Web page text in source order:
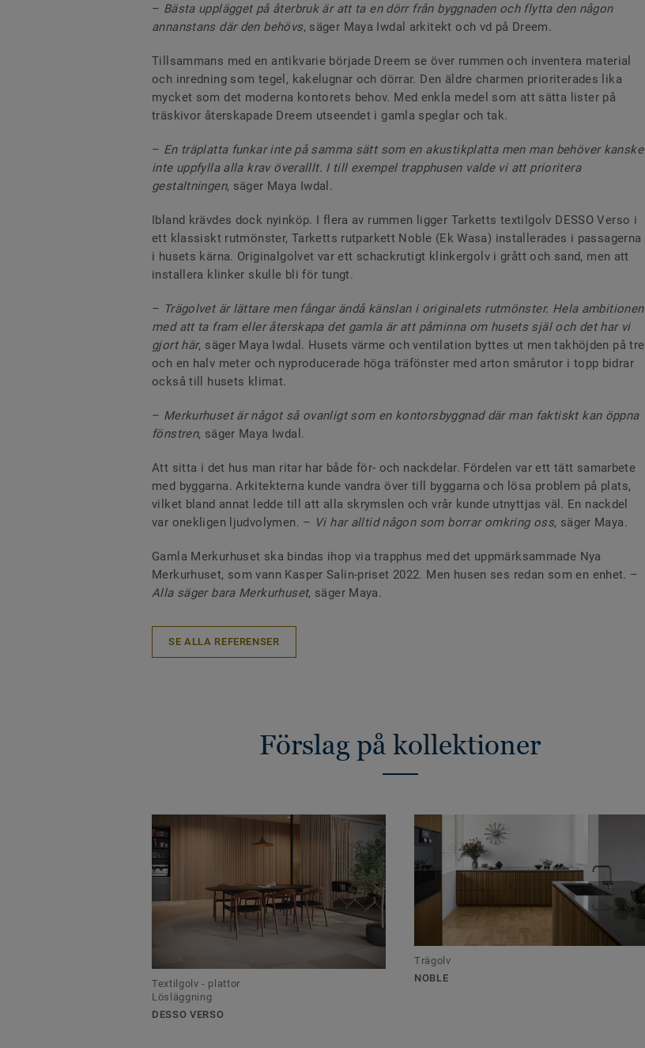
– Bästa upplägget på återbruk är att ta en dörr från byggnaden och flytta den någon
annanstans där den behövs, säger Maya Iwdal arkitekt och vd på Dreem.
Tillsammans med en antikvarie började Dreem se över rummen och inventera material
och inredning som tegel, kakelugnar och dörrar. Den äldre charmen prioriterades lika
mycket som det moderna kontorets behov. Med enkla medel som att sätta lister på
träskivor återskapade Dreem utseendet i gamla speglar och tak.
– En träplatta funkar inte på samma sätt som en akustikplatta men man behöver kanske
inte uppfylla alla krav överalllt. I till exempel trapphusen valde vi att prioritera
gestaltningen, säger Maya Iwdal.
Ibland krävdes dock nyinköp. I flera av rummen ligger Tarketts textilgolv DESSO Verso i
ett klassiskt rutmönster, Tarketts rutparkett Noble (Ek Wasa) installerades i passagerna
i husets kärna. Originalgolvet var ett schackrutigt klinkergolv i grått och sand, men att
installera klinker skulle bli för tungt.
– Trägolvet är lättare men fångar ändå känslan i originalets rutmönster. Hela ambitionen
med att ta fram eller återskapa det gamla är att påminna om husets själ och det har vi
gjort här, säger Maya Iwdal. Husets värme och ventilation byttes ut men takhöjden på tre
och en halv meter och nyproducerade höga träfönster med arton smårutor i topp bidrar
också till husets klimat.
– Merkurhuset är något så ovanligt som en kontorsbyggnad där man faktiskt kan öppna
fönstren, säger Maya Iwdal.
Att sitta i det hus man ritar har både för- och nackdelar. Fördelen var ett tätt samarbete
med byggarna. Arkitekterna kunde vandra över till byggarna och lösa problem på plats,
vilket bland annat ledde till att alla skrymslen och vrår kunde utnyttjas väl. En nackdel
var onekligen ljudvolymen. – Vi har alltid någon som borrar omkring oss, säger Maya.
Gamla Merkurhuset ska bindas ihop via trapphus med det uppmärksammade Nya
Merkurhuset, som vann Kasper Salin-priset 2022. Men husen ses redan som en enhet. –
Alla säger bara Merkurhuset, säger Maya.
SE ALLA REFERENSER
Förslag på kollektioner
Textilgolv - plattor
Lösläggning
DESSO VERSO
Trägolv
NOBLE